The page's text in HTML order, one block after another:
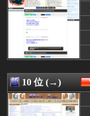
08/08 10:00
08/08 09:44
08/08 09:40
08/08 09:39
08/08 09:35
08/08 09:34
08/08 09:33
08/08 09:32
08/08 09:31
08/08 09:30
10 位 (→)